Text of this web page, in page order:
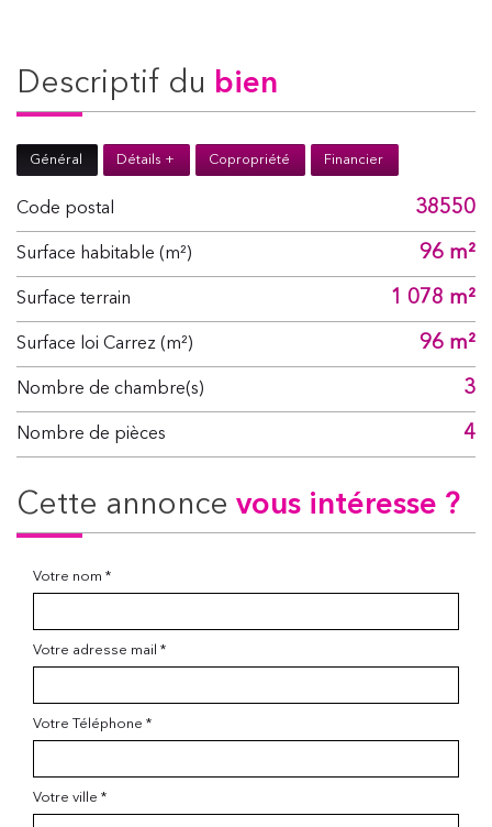
descriptif du bien
Général Détails + Copropriété Financier
Code postal 38550
Surface habitable (m²) 96 m²
surface terrain 1 078 m²
Surface loi Carrez (m²) 96 m²
Nombre de chambre(s) 3
Nombre de pièces 4
cette annonce vous intéresse ?
Votre nom *
Votre adresse mail *
Votre Téléphone *
Votre ville *